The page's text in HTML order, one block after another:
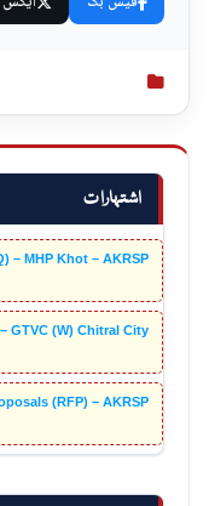
اشتہارات
– MHP Khot – AKRSP
GTVC (W) Chitral City
(RFP) – AKRSP